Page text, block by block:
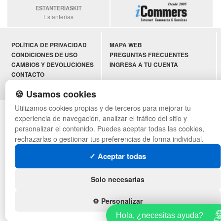
ESTANTERIASKIT
Estanterias
POLÍTICA DE PRIVACIDAD
CONDICIONES DE USO
CAMBIOS Y DEVOLUCIONES
CONTACTO
MAPA WEB
PREGUNTAS FRECUENTES
INGRESA A TU CUENTA
© asistentecompras.com - Todos los derechos reservados
🍪 Usamos cookies
Utilizamos cookies propias y de terceros para mejorar tu
experiencia de navegación, analizar el tráfico del sitio y
personalizar el contenido. Puedes aceptar todas las cookies,
rechazarlas o gestionar tus preferencias de forma individual.
✓ Aceptar todas
Solo necesarias
⚙️ Personalizar
Hola, ¿necesitas ayuda?